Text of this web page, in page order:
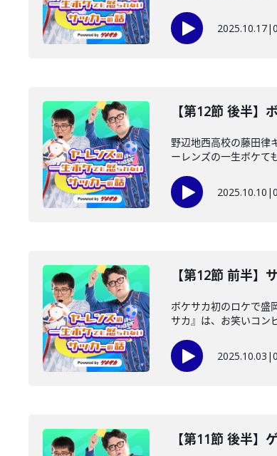
2025.10.17|
【第12節 後半】
野辺地西高校の藤田律
ーレンズの一生ボケて
2025.10.10 |
【第12節 前半】
ボケサカ初のロケで盛
サカ』は、お笑いコン
2025.10.03 |
【第11節 後半】